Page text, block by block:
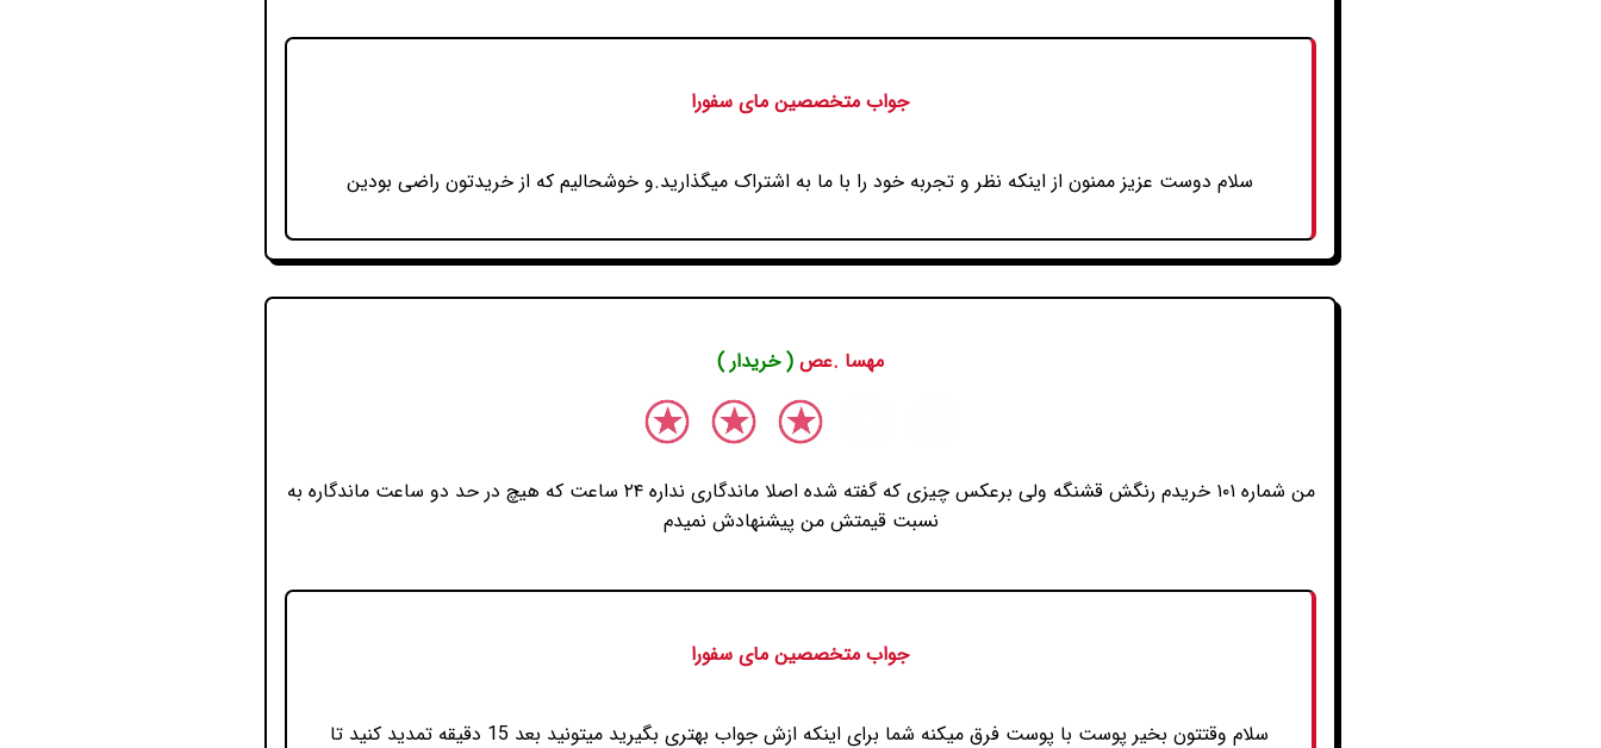
جواب متخصصین مای سفورا
سلام دوست عزیز ممنون از اینکه نظر و تجربه خود را با ما به اشتراک میگذارید.و خوشحالیم که از خریدتون راضی بودین
مهسا .عص ( خریدار )
من شماره ۱۰۱ خریدم رنگش قشنگه ولی برعکس چیزی که گفته شده اصلا ماندگاری نداره ۲۴ ساعت که هیچ در حد دو ساعت ماندگاره به
نسبت قیمتش من پیشنهادش نمیدم
جواب متخصصین مای سفورا
سلام وقتتون بخیر پوست با پوست فرق میکنه شما برای اینکه ازش جواب بهتری بگیرید میتونید بعد 15 دقیقه تمدید کنید تا